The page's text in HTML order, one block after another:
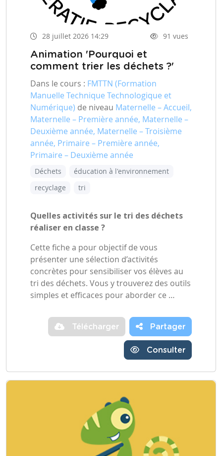
28 juillet 2026 14:29 91 vues
Animation 'Pourquoi et
comment trier les déchets ?'
Dans le cours : FMTTN (Formation
Manuelle Technique Technologique et
Numérique) de niveau Maternelle – Accueil,
Maternelle – Première année, Maternelle –
Deuxième année, Maternelle – Troisième
année, Primaire – Première année,
Primaire – Deuxième année
Déchets
éducation à l'environnement
recyclage
tri
Quelles activités sur le tri des déchets
réaliser en classe ?
Cette fiche a pour objectif de vous
présenter une sélection d’activités
concrètes pour sensibiliser vos élèves au
tri des déchets. Vous y trouverez des outils
simples et efficaces pour aborder ce …
Télécharger Partager
Consulter